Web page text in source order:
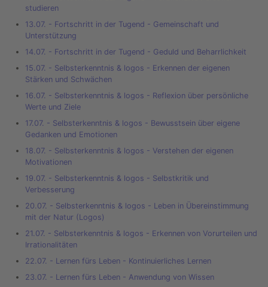
studieren
13.07. - Fortschritt in der Tugend - Gemeinschaft und
Unterstützung
14.07. - Fortschritt in der Tugend - Geduld und Beharrlichkeit
15.07. - Selbsterkenntnis & logos - Erkennen der eigenen
Stärken und Schwächen
16.07. - Selbsterkenntnis & logos - Reflexion über persönliche
Werte und Ziele
17.07. - Selbsterkenntnis & logos - Bewusstsein über eigene
Gedanken und Emotionen
18.07. - Selbsterkenntnis & logos - Verstehen der eigenen
Motivationen
19.07. - Selbsterkenntnis & logos - Selbstkritik und
Verbesserung
20.07. - Selbsterkenntnis & logos - Leben in Übereinstimmung
mit der Natur (Logos)
21.07. - Selbsterkenntnis & logos - Erkennen von Vorurteilen und
Irrationalitäten
22.07. - Lernen fürs Leben - Kontinuierliches Lernen
23.07. - Lernen fürs Leben - Anwendung von Wissen